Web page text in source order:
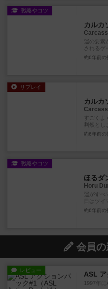
戦略やコツ
カルカ
運の要素
されるゲ
約6年前 の
リプレイ
カルカ
すごくよ
判然とし
約6年前 の
戦略やコツ
ほるダ
Horu
運がすべ
日はツイ
約6年前 の
会員
レビュー ASL ア
1997年に